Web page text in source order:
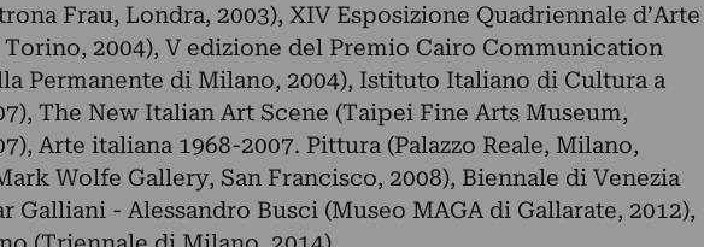
Frau, Londra, 2003), XIV Esposizione Quadriennale d’Arte
2004), V edizione del Premio Cairo Communication
Permanente di Milano, 2004), Istituto Italiano di Cultura a
The New Italian Art Scene (Taipei Fine Arts Museum,
Arte italiana 1968-2007. Pittura (Palazzo Reale, Milano,
Wolfe Gallery, San Francisco, 2008), Biennale di Venezia
Galliani - Alessandro Busci (Museo MAGA di Gallarate, 2012),